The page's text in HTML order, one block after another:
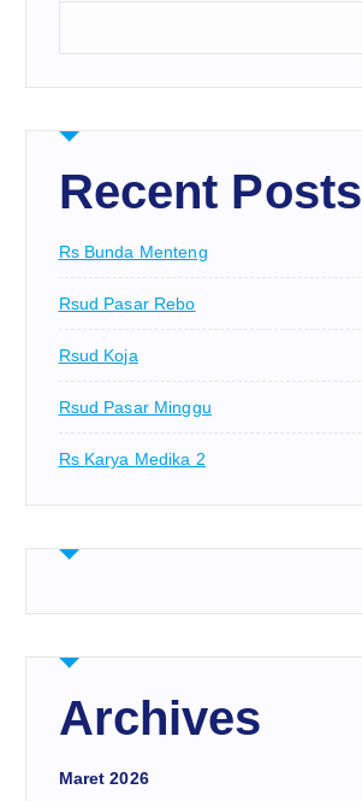
Recent Posts
Rs Bunda Menteng
Rsud Pasar Rebo
Rsud Koja
Rsud Pasar Minggu
Rs Karya Medika 2
Archives
Maret 2026